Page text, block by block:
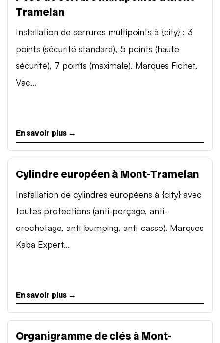
Tramelan
Installation de serrures multipoints à {city} : 3
points (sécurité standard), 5 points (haute
sécurité), 7 points (maximale). Marques Fichet,
Vac...
En savoir plus →
Cylindre européen à Mont-Tramelan
Installation de cylindres européens à {city} avec
toutes protections (anti-perçage, anti-
crochetage, anti-bumping, anti-casse). Marques
Kaba Expert...
En savoir plus →
Organigramme de clés à Mont-